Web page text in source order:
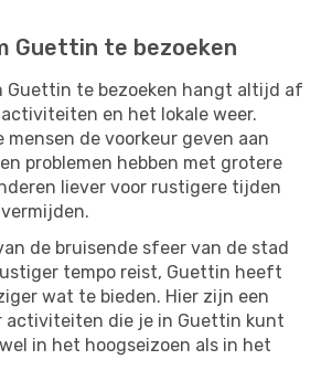
Guettin te bezoeken
Guettin te bezoeken hangt altijd af
en het lokale weer.
mensen de voorkeur geven aan
problemen hebben met grotere
liever voor rustigere tijden
de bruisende sfeer van de stad
tempo reist, Guettin heeft
wat te bieden. Hier zijn een
activiteiten die je in Guettin kunt
in het hoogseizoen als in het